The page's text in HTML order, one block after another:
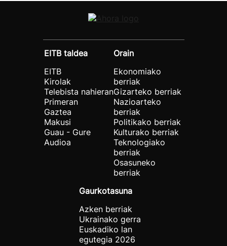
EITB taldea
EITB
Kirolak
Telebista nahieran
Primeran
Gaztea
Makusi
Guau - Gure
Audioa
Orain
Ekonomiako
berriak
Gizarteko berriak
Nazioarteko
berriak
Politikako berriak
Kulturako berriak
Teknologiako
berriak
Osasuneko
berriak
Gaurkotasuna
Azken berriak
Ukrainako gerra
Euskadiko lan
egutegia 2026